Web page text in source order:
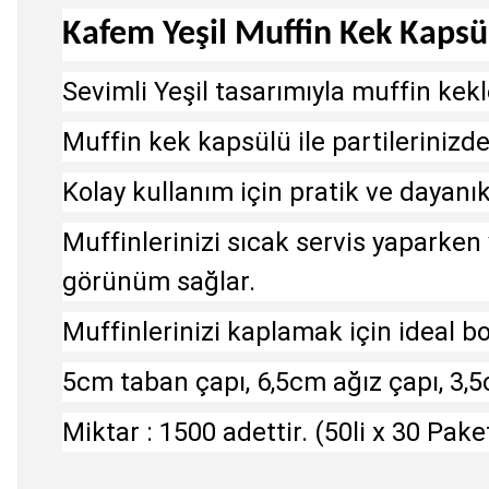
Kafem Yeşil Muffin Kek
Sevimli Yeşil tasarımıyla muffin
Muffin kek kapsülü ile
Kolay kullanım için pratik ve
Muffinlerinizi sıcak servis
görünüm sağlar.
Muffinlerinizi kaplamak için ideal
5cm taban çapı, 6,5cm ağız çapı,
Miktar : 1500 adettir. (50li x 30